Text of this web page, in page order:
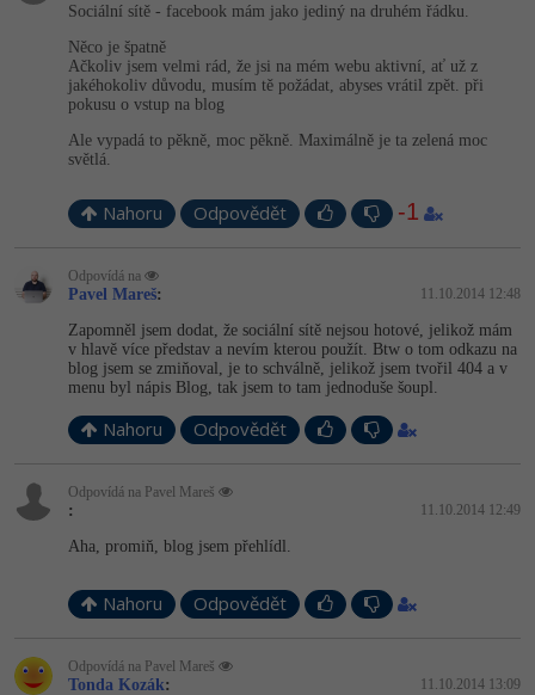
Sociální sítě - facebook mám jako jediný na druhém řádku.
Něco je špatně
Ačkoliv jsem velmi rád, že jsi na mém webu aktivní, ať už z
jakéhokoliv důvodu, musím tě požádat, abyses vrátil zpět. při
pokusu o vstup na blog
Ale vypadá to pěkně, moc pěkně. Maximálně je ta zelená moc
světlá.
Nahoru Odpovědět -1
Odpovídá na
Pavel Mareš: 11.10.2014 12:48
Zapomněl jsem dodat, že sociální sítě nejsou hotové, jelikož mám
v hlavě více představ a nevím kterou použít. Btw o tom odkazu na
blog jsem se zmiňoval, je to schválně, jelikož jsem tvořil 404 a v
menu byl nápis Blog, tak jsem to tam jednoduše šoupl.
Nahoru Odpovědět
Odpovídá na Pavel Mareš
: 11.10.2014 12:49
Aha, promiň, blog jsem přehlídl.
Nahoru Odpovědět
Odpovídá na Pavel Mareš
Tonda Kozák: 11.10.2014 13:09